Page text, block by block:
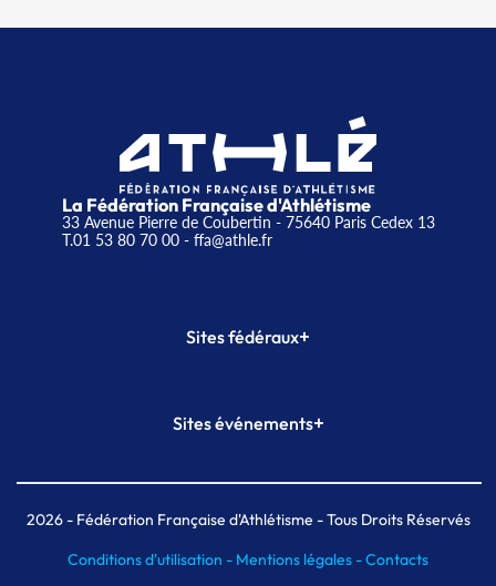
La Fédération Française d'Athlétisme
33 Avenue Pierre de Coubertin - 75640 Paris Cedex 13
T.01 53 80 70 00- ffa@athle.fr
Sites fédéraux+
Plateforme Formation
Sites événements+
Meeting de Paris indoor
MAIF Ekiden de Paris
2026- Fédération Française d'Athlétisme - Tous Droits Réservés
Conditions d'utilisation - Mentions légales -Contacts